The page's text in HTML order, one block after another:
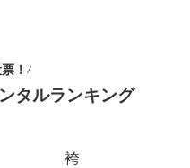
！
タルランキング
袴